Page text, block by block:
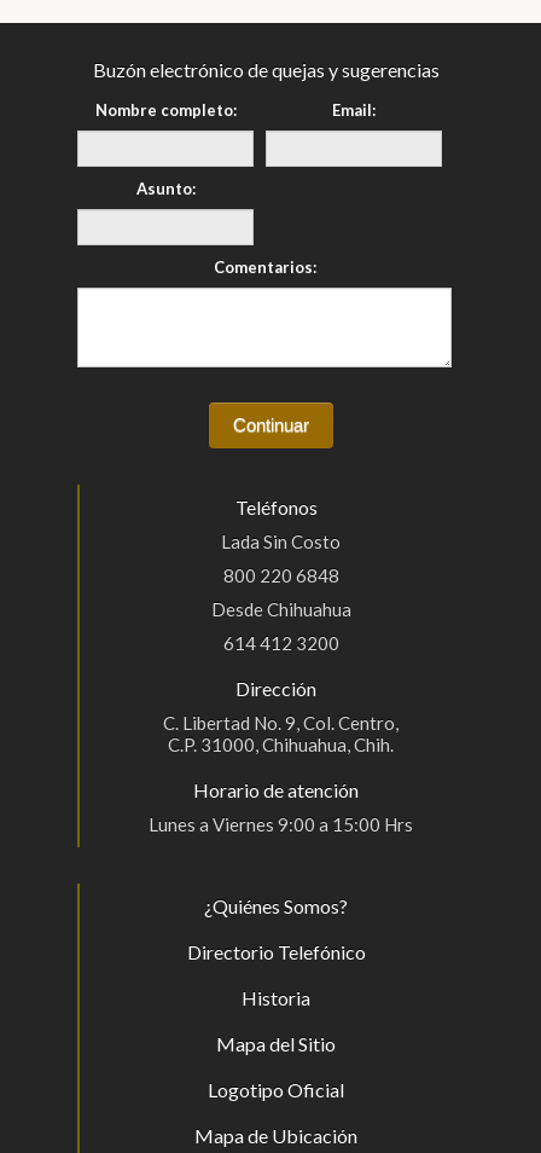
Buzón electrónico de quejas y sugerencias
Nombre completo: Email:
Asunto:
Comentarios:
Teléfonos
Lada Sin Costo
800 220 6848
Desde Chihuahua
614 412 3200
Dirección
C. Libertad No. 9, Col. Centro,
C.P. 31000, Chihuahua, Chih.
Horario de atención
Lunes a Viernes 9:00 a 15:00 Hrs
¿Quiénes Somos?
Directorio Telefónico
Historia
Mapa del Sitio
Logotipo Oficial
Mapa de Ubicación